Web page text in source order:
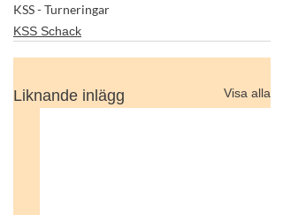
KSS - Turneringar
KSS Schack
Liknande inlägg Visa alla